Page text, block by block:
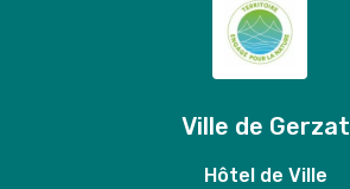
Ville de Gerzat
Hôtel de Ville